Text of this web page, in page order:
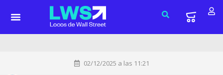
02/12/2025 a las 11:21